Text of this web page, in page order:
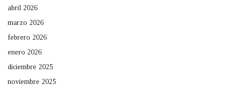
abril 2026
marzo 2026
febrero 2026
enero 2026
diciembre 2025
noviembre 2025